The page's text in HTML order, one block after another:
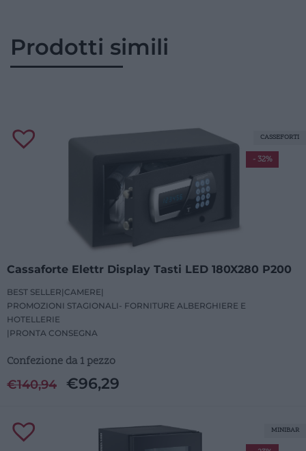
Prodotti simili
Cassaforte Elettr Display Tasti LED 180X280 P200
BEST SELLER| CAMERE|
PROMOZIONI STAGIONALI- FORNITURE ALBERGHIERE E
HOTELLERIE
| PRONTA CONSEGNA
Confezione da 1 pezzo
€140,94 €96,29
- 32%
CASSEFORTI
MINIBAR